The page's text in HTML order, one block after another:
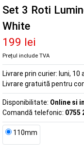
Set 3 Roti
White
199 lei
Prețul include TVA
Livrare prin curier: luni, 10
Livrare gratuită pentru
Disponibilitate: Online si
Comandă telefonic: 0755
110mm